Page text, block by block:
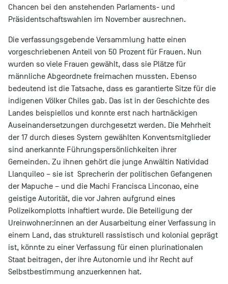
Chancen bei den anstehenden Parlaments- und
Präsidentschaftswahlen im November ausrechnen.
Die verfassungsgebende Versammlung hatte einen
vorgeschriebenen Anteil von 50 Prozent für Frauen. Nun
wurden so viele Frauen gewählt, dass sie Plätze für
männliche Abgeordnete freimachen mussten. Ebenso
bedeutend ist die Tatsache, dass es garantierte Sitze für die
indigenen Völker Chiles gab. Das ist in der Geschichte des
Landes beispiellos und konnte erst nach hartnäckigen
Auseinandersetzungen durchgesetzt werden. Die Mehrheit
der 17 durch dieses System gewählten Konventsmitglieder
sind anerkannte Führungspersönlichkeiten ihrer
Gemeinden. Zu ihnen gehört die junge Anwältin Natividad
Llanquileo – sie ist Sprecherin der politischen Gefangenen
der Mapuche – und die Machi Francisca Linconao, eine
geistige Autorität, die vor Jahren aufgrund eines
Polizeikomplotts inhaftiert wurde. Die Beteiligung der
Ureinwohner:innen an der Ausarbeitung einer Verfassung in
einem Land, das strukturell rassistisch und kolonial geprägt
ist, könnte zu einer Verfassung für einen plurinationalen
Staat beitragen, der ihre Autonomie und ihr Recht auf
Selbstbestimmung anzuerkennen hat.